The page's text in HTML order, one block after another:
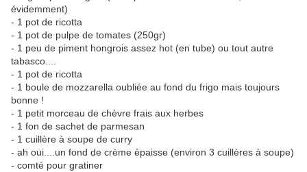
évidemment)
- 1 pot de ricotta
- 1 pot de pulpe de tomates (250gr)
- 1 peu de piment hongrois assez hot (en tube) ou tout autre
tabasco....
- 1 pot de ricotta
- 1 boule de mozzarella oubliée au fond du frigo mais toujours
bonne !
- 1 petit morceau de chèvre frais aux herbes
- 1 fon de sachet de parmesan
- 1 cuillère à soupe de curry
- ah oui....un fond de crème épaisse (environ 3 cuillères à soupe)
- comté pour gratiner